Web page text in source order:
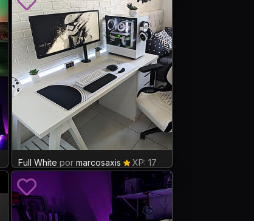
Full White por marcosaxis XP: 17